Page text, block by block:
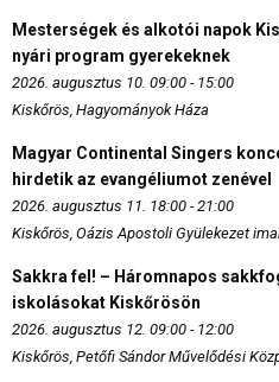
Mesterségek és alkotói napok
nyári program gyerekeknek
2026. augusztus 10. 09:00 - 15:00
Kiskőrös, Hagyományok Háza
Magyar Continental Singers
hirdetik az evangéliumot zenével
2026. augusztus 11. 18:00 - 21:00
Kiskőrös, Oázis Apostoli Gyülekezet
Sakkra fel! – Háromnapos
iskolásokat Kiskőrösön
2026. augusztus 12. 09:00 - 12:00
Kiskőrös, Petőfi Sándor Művelődési